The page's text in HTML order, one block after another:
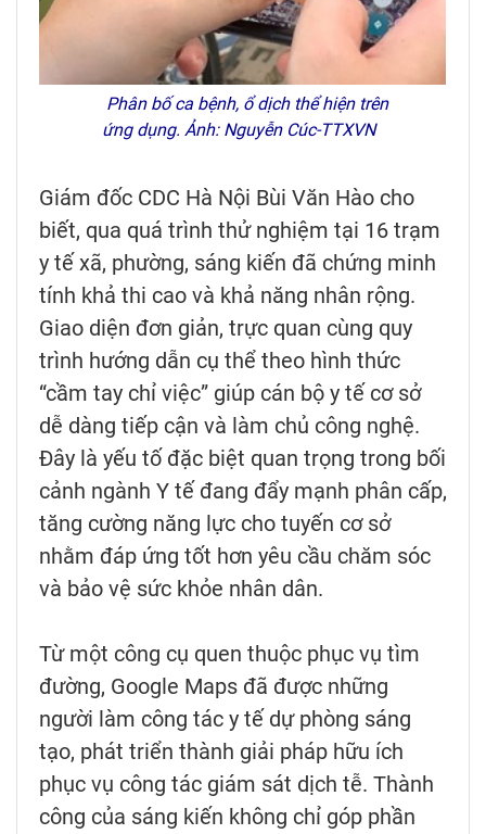
Phân bố ca bệnh, ổ dịch thể hiện trên
ứng dụng. Ảnh: Nguyễn Cúc-TTXVN
Giám đốc CDC Hà Nội Bùi Văn Hào cho
biết, qua quá trình thử nghiệm tại 16 trạm
y tế xã, phường, sáng kiến đã chứng minh
tính khả thi cao và khả năng nhân rộng.
Giao diện đơn giản, trực quan cùng quy
trình hướng dẫn cụ thể theo hình thức
“cầm tay chỉ việc” giúp cán bộ y tế cơ sở
dễ dàng tiếp cận và làm chủ công nghệ.
Đây là yếu tố đặc biệt quan trọng trong bối
cảnh ngành Y tế đang đẩy mạnh phân cấp,
tăng cường năng lực cho tuyến cơ sở
nhằm đáp ứng tốt hơn yêu cầu chăm sóc
và bảo vệ sức khỏe nhân dân.
Từ một công cụ quen thuộc phục vụ tìm
đường, Google Maps đã được những
người làm công tác y tế dự phòng sáng
tạo, phát triển thành giải pháp hữu ích
phục vụ công tác giám sát dịch tễ. Thành
công của sáng kiến không chỉ góp phần